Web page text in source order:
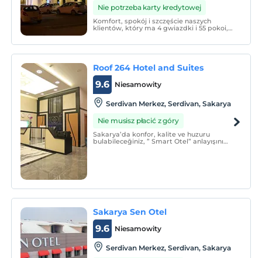
Nie potrzeba karty kredytowej
Komfort, spokój i szczęście naszych
klientów, który ma 4 gwiazdki i 55 pokoi,
Roof 264 Hotel and Suites
Niesamowity
9.6
Serdivan Merkez, Serdivan, Sakarya
Nie musisz płacić z góry
Sakarya’da konfor, kalite ve huzuru
bulabileceğiniz, ” Smart Otel” anlayışını
Sakarya Sen Otel
Niesamowity
9.6
Serdivan Merkez, Serdivan, Sakarya